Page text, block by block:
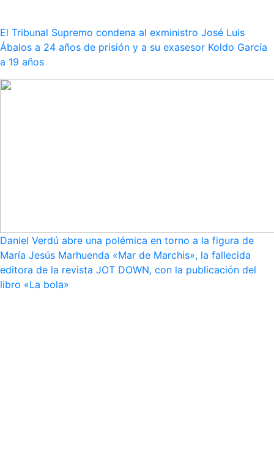
El Tribunal Supremo condena al exministro José Luis
Ábalos a 24 años de prisión y a su exasesor Koldo García
a 19 años
Daniel Verdú abre una polémica en torno a la figura de
María Jesús Marhuenda «Mar de Marchis», la fallecida
editora de la revista JOT DOWN, con la publicación del
libro «La bola»